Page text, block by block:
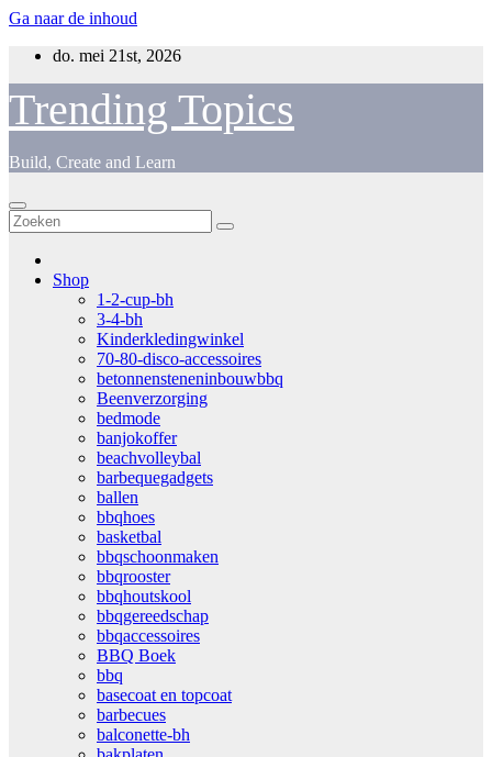
Ga naar de inhoud
do. mei 21st, 2026
Trending Topics
Build, Create and Learn
Shop
1-2-cup-bh
3-4-bh
Kinderkledingwinkel
70-80-disco-accessoires
betonnensteneninbouwbbq
Beenverzorging
bedmode
banjokoffer
beachvolleybal
barbequegadgets
ballen
bbqhoes
basketbal
bbqschoonmaken
bbqrooster
bbqhoutskool
bbqgereedschap
bbqaccessoires
BBQ Boek
bbq
basecoat en topcoat
barbecues
balconette-bh